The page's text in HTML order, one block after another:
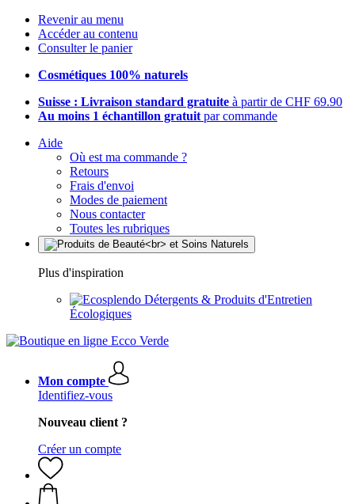
Revenir au menu
Accéder au contenu
Consulter le panier
Cosmétiques 100% naturels
Suisse : Livraison standard gratuite à partir de CHF 69.90
Au moins 1 échantillon gratuit par commande
Aide
Où est ma commande ?
Retours
Frais d'envoi
Modes de paiement
Nous contacter
Toutes les rubriques
Plus d'inspiration
Détergents & Produits d'Entretien
Écologiques
Mon compte
Identifiez-vous
Nouveau client ?
Créer un compte